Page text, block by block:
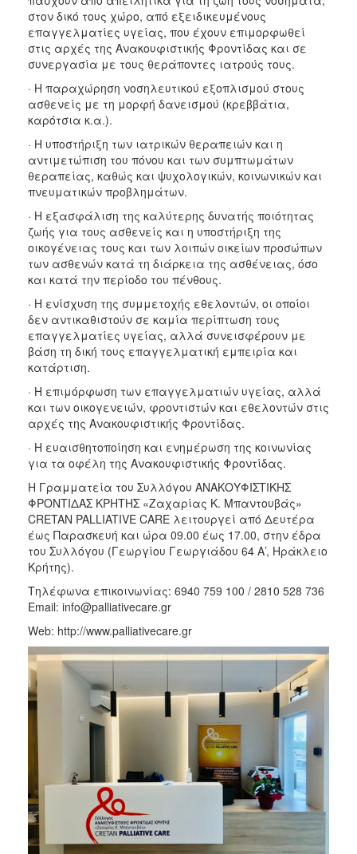
στον δικό τους χώρο, από εξειδικευμένους
επαγγελματίες υγείας, που έχουν επιμορφωθεί
στις αρχές της Ανακουφιστικής Φροντίδας και σε
συνεργασία με τους θεράποντες ιατρούς τους.
· Η παραχώρηση νοσηλευτικού εξοπλισμού στους
ασθενείς με τη μορφή δανεισμού (κρεββάτια,
καρότσια κ.α.).
· Η υποστήριξη των ιατρικών θεραπειών και η
αντιμετώπιση του πόνου και των συμπτωμάτων
θεραπείας, καθώς και ψυχολογικών, κοινωνικών και
πνευματικών προβλημάτων.
· Η εξασφάλιση της καλύτερης δυνατής ποιότητας
ζωής για τους ασθενείς και η υποστήριξη της
οικογένειας τους και των λοιπών οικείων προσώπων
των ασθενών κατά τη διάρκεια της ασθένειας, όσο
και κατά την περίοδο του πένθους.
· Η ενίσχυση της συμμετοχής εθελοντών, οι οποίοι
δεν αντικαθιστούν σε καμία περίπτωση τους
επαγγελματίες υγείας, αλλά συνεισφέρουν με
βάση τη δική τους επαγγελματική εμπειρία και
κατάρτιση.
· Η επιμόρφωση των επαγγελματιών υγείας, αλλά
και των οικογενειών, φροντιστών και εθελοντών στις
αρχές της Ανακουφιστικής Φροντίδας.
· Η ευαισθητοποίηση και ενημέρωση της κοινωνίας
για τα οφέλη της Ανακουφιστικής Φροντίδας.
Η Γραμματεία του Συλλόγου ΑΝΑΚΟΥΦΙΣΤΙΚΗΣ
ΦΡΟΝΤΙΔΑΣ ΚΡΗΤΗΣ «Ζαχαρίας Κ. Μπαντουβάς»
CRETAN PALLIATIVE CARE λειτουργεί από Δευτέρα
έως Παρασκευή και ώρα 09.00 έως 17.00, στην έδρα
του Συλλόγου (Γεωργίου Γεωργιάδου 64 Α’, Ηράκλειο
Κρήτης).
Τηλέφωνα επικοινωνίας: 6940 759 100 / 2810 528 736
Email: info@palliativecare.gr
Web: http://www.palliativecare.gr